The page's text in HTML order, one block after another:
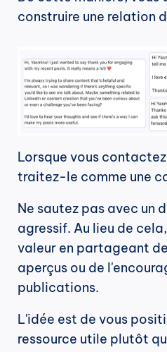
construire une relation
Lorsque vous
traitez-le comme une
Ne sautez pas avec un
agressif. Au lieu de
valeur en partageant
aperçus ou de
publications.
L'idée est de vous
ressource utile plutôt